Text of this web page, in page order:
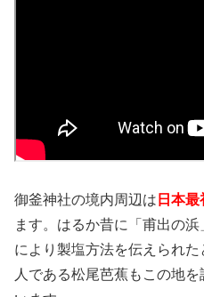
御釜神社の境内周辺は 日本
ます。はるか昔に「甫出の
により製塩方法を伝えられ
人である松尾芭蕉もこの地